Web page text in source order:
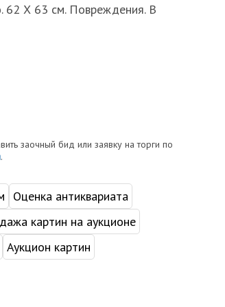
62 Х 63 см. Повреждения. В
заочный бид или заявку на торги по
.
Оценка антиквариата
картин на аукционе
Аукцион картин